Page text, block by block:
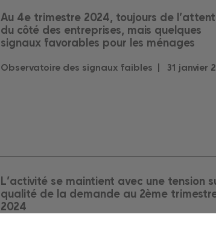
Au 4e trimestre 2024, toujours de
du côté des entreprises, mais quelques
signaux favorables pour les ménages
Observatoire des signaux faibles | 31 janvier
L’activité se maintient avec une tension
qualité de la demande au 2ème
2024